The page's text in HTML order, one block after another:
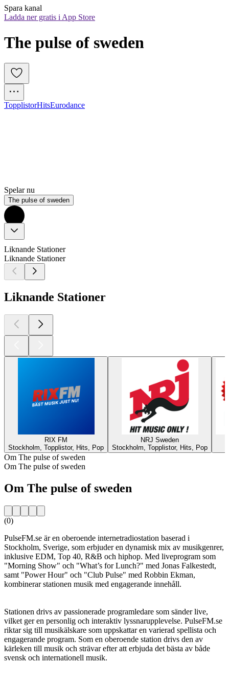
Spara kanal
Ladda ner gratis i App Store
The pulse of sweden
TopplistorHitsEurodance
Spelar nu
The pulse of sweden
Liknande Stationer
Liknande Stationer
Liknande Stationer
RIX FM
Stockholm, Topplistor, Hits, Pop
NRJ Sweden
Stockholm, Topplistor, Hits, Pop
Om The pulse of sweden
Om The pulse of sweden
Om The pulse of sweden
(0)
PulseFM.se är en oberoende internetradiostation baserad i
Stockholm, Sverige, som erbjuder en dynamisk mix av musikgenrer,
inklusive EDM, Top 40, R&B och hiphop. Med liveprogram som
"Morning Show" och "What’s for Lunch?" med Jonas Falkestedt,
samt "Power Hour" och "Club Pulse" med Robbin Ekman,
kombinerar stationen musik med engagerande innehåll.
Stationen drivs av passionerade programledare som sänder live,
vilket ger en personlig och interaktiv lyssnarupplevelse. PulseFM.se
riktar sig till musikälskare som uppskattar en varierad spellista och
engagerande program. Som en oberoende station drivs den av
kärleken till musik och strävar efter att erbjuda det bästa av både
svensk och internationell musik.